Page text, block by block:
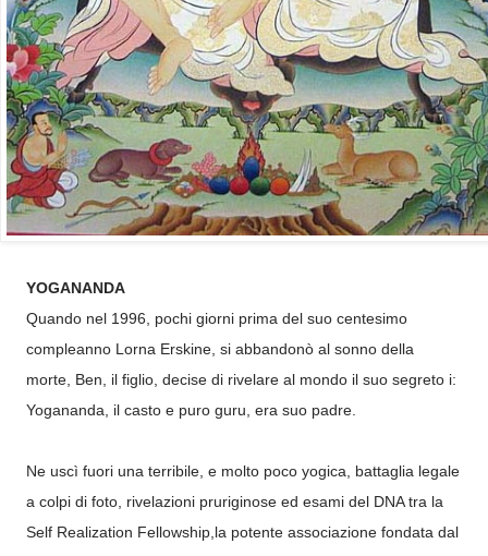
YOGANANDA
Quando nel 1996, pochi giorni prima del suo centesimo
compleanno Lorna Erskine, si abbandonò al sonno della
morte, Ben, il figlio, decise di rivelare al mondo il suo segreto i:
Yogananda, il casto e puro guru, era suo padre.
Ne uscì fuori una terribile, e molto poco yogica, battaglia legale
a colpi di foto, rivelazioni pruriginose ed esami del DNA tra la
Self Realization Fellowship,la potente associazione fondata dal